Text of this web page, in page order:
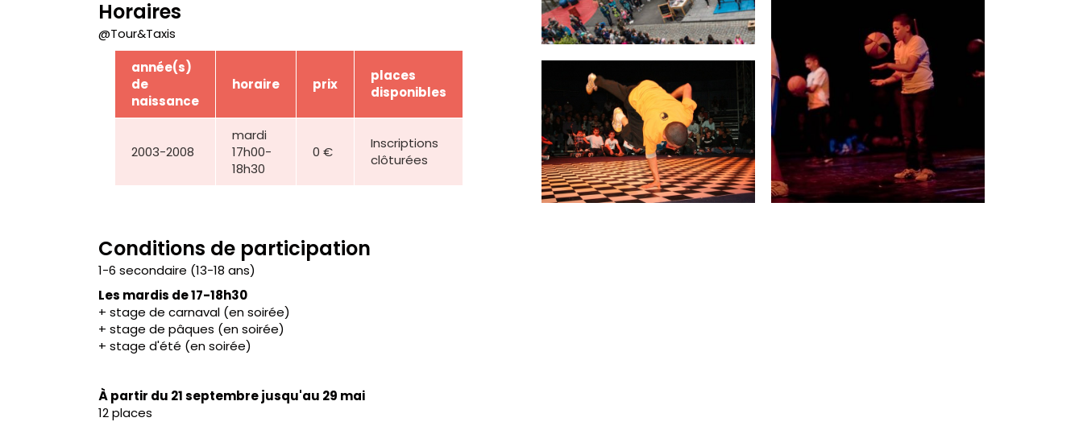
Horaires
@Tour&Taxis
année(s)
de
naissance
horaire prix
places
disponibles
2003-2008
mardi
17h00-
18h30
0 €
Inscriptions
clôturées
Conditions de participation
1-6 secondaire (13-18 ans)
Les mardis de 17-18h30
+ stage de carnaval (en soirée)
+ stage de pâques (en soirée)
+ stage d'été (en soirée)
À partir du 21 septembre jusqu'au 29 mai
12 places